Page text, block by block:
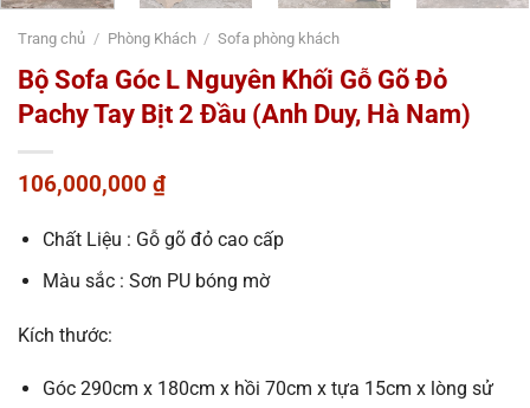
Trang chủ / Phòng Khách / Sofa phòng khách
Bộ Sofa Góc L Nguyên Khối Gỗ Gõ Đỏ
Pachy Tay Bịt 2 Đầu (Anh Duy, Hà Nam)
106,000,000 ₫
Chất Liệu : Gỗ gõ đỏ cao cấp
Màu sắc : Sơn PU bóng mờ
Kích thước:
Góc 290cm x 180cm x hồi 70cm x tựa 15cm x lòng sử